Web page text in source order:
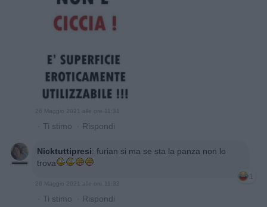
26 Maggio 2021 alle ore 11:31
· Ti stimo · Rispondi
Nicktuttipresi: furian si ma se sta la panza non lo
trova
1
26 Maggio 2021 alle ore 11:32
· Ti stimo · Rispondi